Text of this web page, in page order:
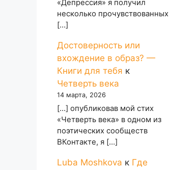
«Депрессия» я получил
несколько прочувствованных
[…]
Достоверность или
вхождение в образ? —
Книги для тебя к
Четверть века
14 марта, 2026
[…] опубликовав мой стих
«Четверть века» в одном из
поэтических сообществ
ВКонтакте, я […]
Luba Moshkova к Где